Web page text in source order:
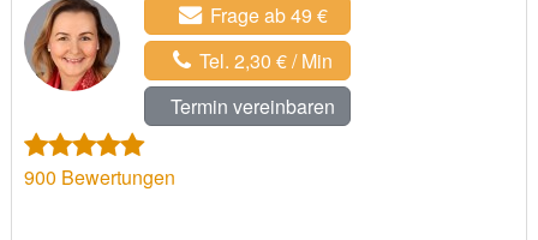
Frage ab 49 €
Tel. 2,30 € / Min
Termin vereinbaren
900 Bewertungen